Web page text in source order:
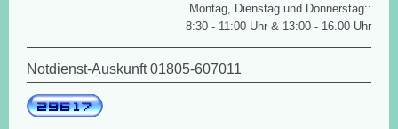
Montag, Dienstag und Donnerstag::
8:30 - 11:00 Uhr & 13:00 - 16.00 Uhr
Notdienst-Auskunft 01805-607011